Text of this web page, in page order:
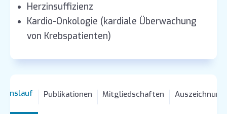
Herzinsuffizienz
Kardio-Onkologie (kardiale Überwachung
von Krebspatienten)
Publikationen Mitgliedschaften